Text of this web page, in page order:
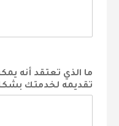
ما الذي تعتقد أنه
تقديمه لخدمتك